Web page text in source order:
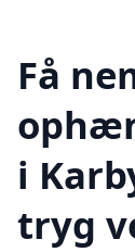
Få
i
tryg